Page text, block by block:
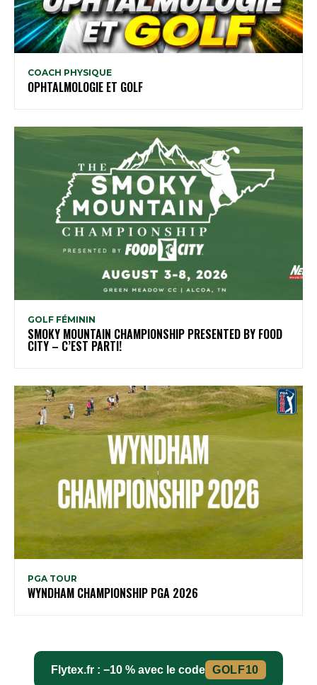
COACH PHYSIQUE
OPHTALMOLOGIE ET GOLF
GOLF FÉMININ
SMOKY MOUNTAIN CHAMPIONSHIP PRESENTED BY FOOD
CITY – C’EST PARTI!
PGA TOUR
WYNDHAM CHAMPIONSHIP PGA 2026
Flytex.fr : −10 % avec le code GOLF10